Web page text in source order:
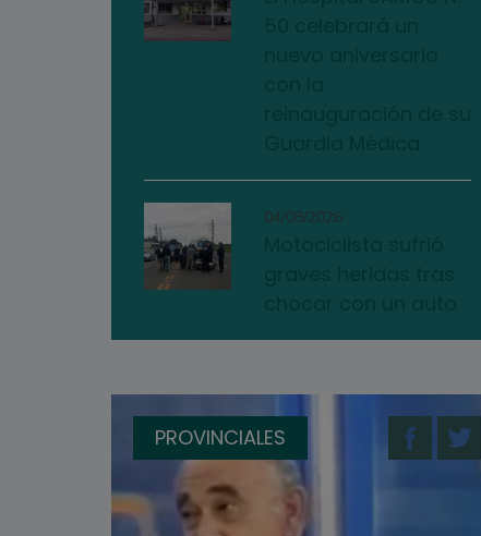
04/08/2026
PROVINCIALES